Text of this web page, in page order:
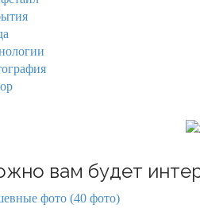
вам будет
фото (40 фото)